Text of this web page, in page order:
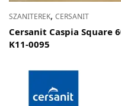
SZANITEREK, CERSANIT
Cersanit Caspia Square
K11-0095